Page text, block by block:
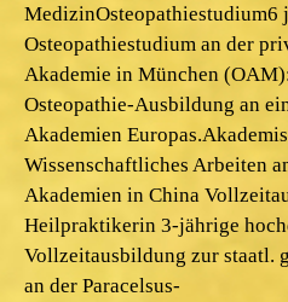
MedizinOsteopathiestudium6
Osteopathiestudium an der
Akademie in München
Osteopathie-Ausbildung an
Akademien
Wissenschaftliches Arbeiten
Akademien in China
Heilpraktikerin 3-jährige
Vollzeitausbildung zur staatl.
an der Paracelsus-